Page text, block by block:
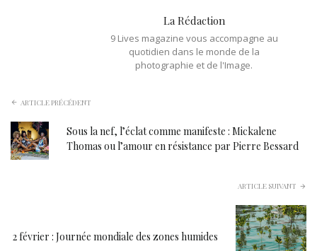
La Rédaction
9 Lives magazine vous accompagne au
quotidien dans le monde de la
photographie et de l'Image.
ARTICLE PRÉCÉDENT
Sous la nef, l’éclat comme manifeste : Mickalene
Thomas ou l’amour en résistance par Pierre Bessard
ARTICLE SUIVANT
2 février : Journée mondiale des zones humides